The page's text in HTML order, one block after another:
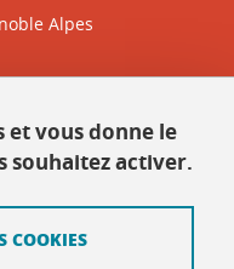
Alpes
et vous donne le
souhaitez activer.
COOKIES